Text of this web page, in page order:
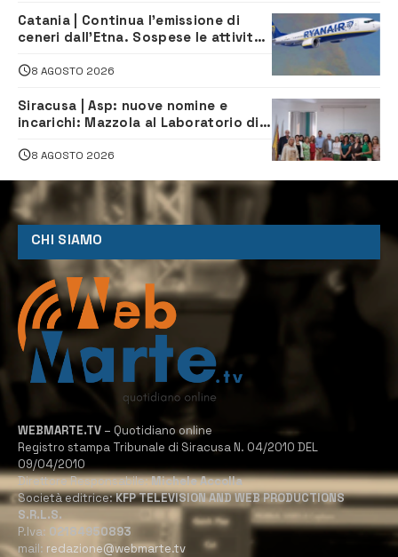
Catania | Continua l’emissione di
ceneri dall’Etna. Sospese le attività
8 AGOSTO 2026
Siracusa | Asp: nuove nomine e
incarichi: Mazzola al Laboratorio di
Servizio Legale
8 AGOSTO 2026
CHI SIAMO
WEBMARTE.TV – Quotidiano online
Registro stampa Tribunale di Siracusa N. 04/2010 DEL
09/04/2010
Direttore Responsabile:Michele Accolla
Società editrice:KFP TELEVISION AND WEB PRODUCTIONS
S.R.L.S.
P.Iva: 02184950893
mail: redazione@webmarte.tv